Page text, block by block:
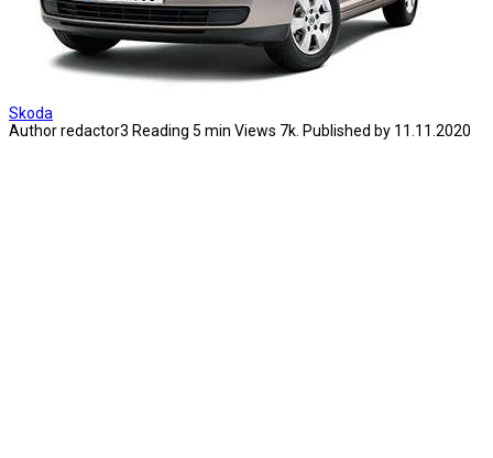
Skoda
Authorredactor3 Reading 5 min Views 7k. Published by 11.11.2020